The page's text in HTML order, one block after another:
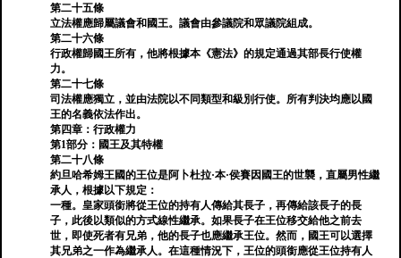
第二十五條
立法權應歸屬議會和國王。議會由參議院和眾議院組成。
第二十六條
行政權歸國王所有，他將根據本《憲法》的規定通過其部長行使權
力。
第二十七條
司法權應獨立，並由法院以不同類型和級別行使。所有判決均應以國
王的名義依法作出。
第四章：行政權力
第1部分：國王及其特權
第二十八條
約旦哈希姆王國的王位是阿卜杜拉·本·侯賽因國王的世襲，直屬男性繼
承人，根據以下規定：
一種。皇家頭銜將從王位的持有人傳給其長子，再傳給該長子的長
子，此後以類似的方式線性繼承。如果長子在王位移交給他之前去
世，即使死者有兄弟，他的長子也應繼承王位。然而，國王可以選擇
其兄弟之一作為繼承人。在這種情況下，王位的頭銜應從王位持有人